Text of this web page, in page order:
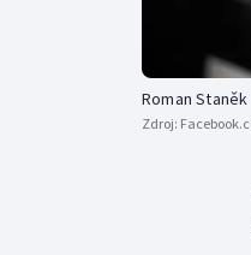
Roman Staněk
Zdroj: